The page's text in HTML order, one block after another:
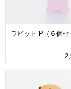
ラビット P（６個セ